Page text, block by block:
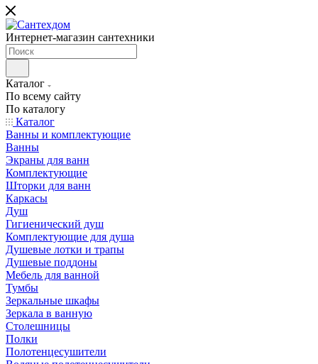
Интернет-магазин сантехники
Каталог
По всему сайту
По каталогу
Каталог
Ванны и комплектующие
Ванны
Экраны для ванн
Комплектующие
Шторки для ванн
Каркасы
Душ
Гигиенический душ
Комплектующие для душа
Душевые лотки и трапы
Душевые поддоны
Мебель для ванной
Тумбы
Зеркальные шкафы
Зеркала в ванную
Столешницы
Полки
Полотенцесушители